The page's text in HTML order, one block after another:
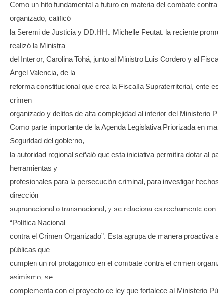
Como un hito fundamental a futuro en materia del combate
organizado, calificó
la Seremi de Justicia y DD.HH., Michelle Peutat, la reciente
realizó la Ministra
del Interior, Carolina Tohá, junto al Ministro Luis Cordero y al
Ángel Valencia, de la
reforma constitucional que crea la Fiscalía Supraterritorial, ente
crimen
organizado y delitos de alta complejidad al interior del Ministerio
Como parte importante de la Agenda Legislativa Priorizada en
Seguridad del gobierno,
la autoridad regional señaló que esta iniciativa permitirá dotar al
herramientas y
profesionales para la persecución criminal, para investigar
dirección
supranacional o transnacional, y se relaciona estrechamente con
“Política Nacional
contra el Crimen Organizado”. Esta agrupa de manera proactiva
públicas que
cumplen un rol protagónico en el combate contra el crimen
asimismo, se
complementa con el proyecto de ley que fortalece al Ministerio